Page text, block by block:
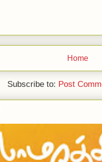
Home
Subscribe to: Post